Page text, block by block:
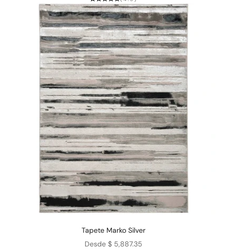
Tapete Marko Silver
Precio de oferta
Desde $ 5,887.35